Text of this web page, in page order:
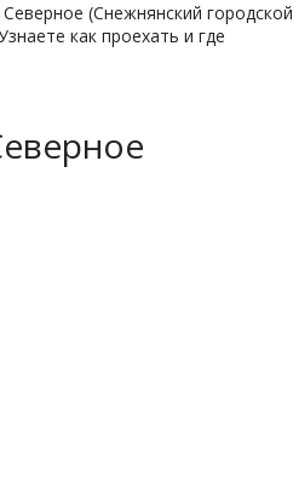
(Снежнянский городской
как проехать и где